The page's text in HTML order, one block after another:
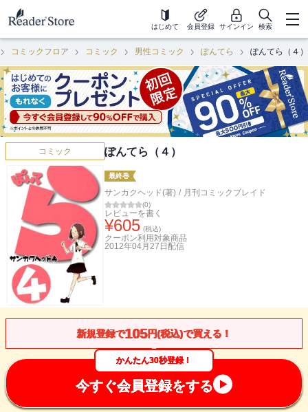
はじめて 会員登録 サインイン 検索
コミックフロア コミック 男性コミック ぽんてら ぽんてら（４）
コミック ぽんてら（４）
最終巻
サンカクヘッド(著) / 月刊コミックブレイド
(0)
レビューを書く
¥605 (税込)
クーポン利用対象商品
2012年04月27日 配信
新規登録で105円(税込)で買える！
かんたん30秒登録！
今すぐ会員登録をする